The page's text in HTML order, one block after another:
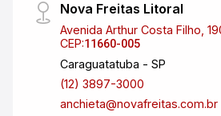
Nova Freitas Litoral
Avenida Arthur Costa Filho,
CEP:11660-005
Caraguatatuba - SP
(12) 3897-3000
anchieta@novafreitas.com.br